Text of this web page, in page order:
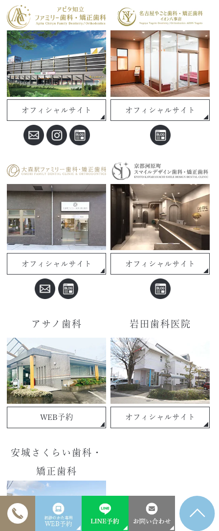
オフィシャルサイト オフィシャルサイト
オフィシャルサイト オフィシャルサイト
アサノ歯科
WEB予約
岩田歯科医院
オフィシャルサイト
安城さくらい歯科・
矯正歯科